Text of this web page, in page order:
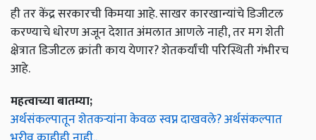
ही तर केंद्र सरकारची किमया आहे. साखर कारखान्यांचे डिजीटल
करण्याचे धोरण अजून देशात अंमलात आणले नाही, तर मग शेती
क्षेत्रात डिजीटल क्रांती काय येणार? शेतकर्यांची परिस्थिती गंभीरच
आहे.
महत्वाच्या बातम्या;
अर्थसंकल्पातून शेतकऱ्यांना केवळ स्वप्न दाखवले? अर्थसंकल्पात